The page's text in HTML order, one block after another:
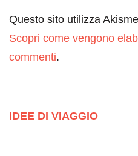
Questo sito utilizza
Scopri come vengono
commenti.
IDEE DI VIAGGIO